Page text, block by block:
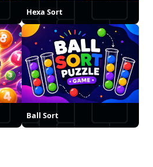
Hexa Sort
Ball Sort